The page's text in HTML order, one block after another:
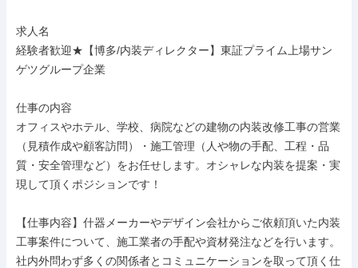
求人名
経験者歓迎★【博多/内装ディレクター】東証プライム上場サン
ゲツグループ企業
仕事の内容
オフィスやホテル、学校、病院などの建物の内装改修工事の営業
（見積作成や顧客訪問）・施工管理（人や物の手配、工程・品
質・安全管理など）をお任せします。オシャレな内装を提案・実
現して頂くポジションです！
【仕事内容】什器メーカーやデザイン会社からご依頼頂いた内装
工事案件について、施工業者の手配や資材発注などを行います。
社内外問わず多くの関係者とコミュニケーションを取って頂く仕